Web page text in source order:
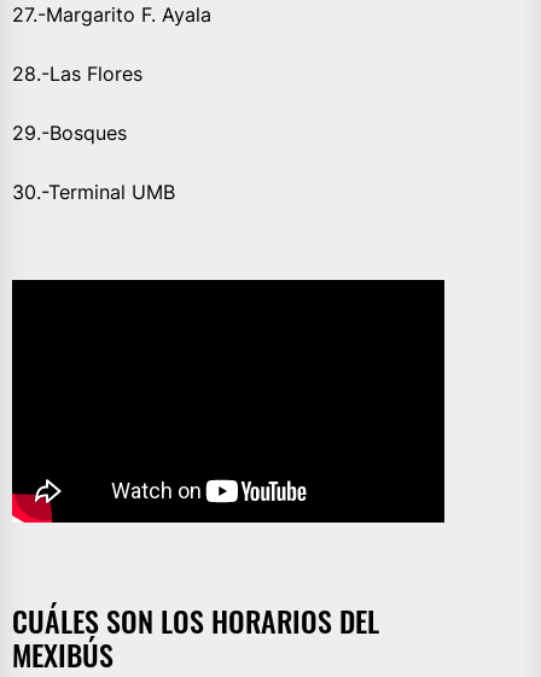
27.-Margarito F. Ayala
28.-Las Flores
29.-Bosques
30.-Terminal UMB
CUÁLES SON LOS HORARIOS DEL
MEXIBÚS